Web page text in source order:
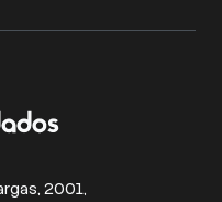
2001,